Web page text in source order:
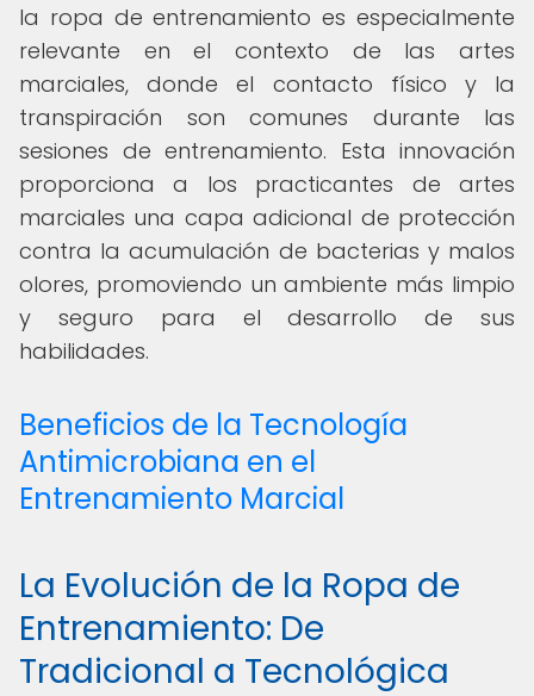
la ropa de entrenamiento es especialmente
relevante en el contexto de las artes
marciales, donde el contacto físico y la
transpiración son comunes durante las
sesiones de entrenamiento. Esta innovación
proporciona a los practicantes de artes
marciales una capa adicional de protección
contra la acumulación de bacterias y malos
olores, promoviendo un ambiente más limpio
y seguro para el desarrollo de sus
habilidades.
Beneficios de la Tecnología
Antimicrobiana en el
Entrenamiento Marcial
La Evolución de la Ropa de
Entrenamiento: De
Tradicional a Tecnológica